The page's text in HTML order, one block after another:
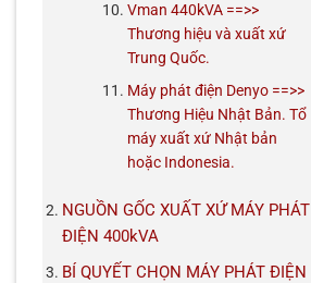
Vman 440kVA ==>>
Thương hiệu và xuất xứ
Trung Quốc.
Máy phát điện Denyo ==>>
Thương Hiệu Nhật Bản. Tổ
máy xuất xứ Nhật bản
hoặc Indonesia.
NGUỒN GỐC XUẤT XỨ MÁY PHÁT
ĐIỆN 400kVA
BÍ QUYẾT CHỌN MÁY PHÁT ĐIỆN